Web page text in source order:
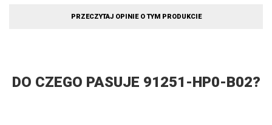
PRZECZYTAJ OPINIE O TYM PRODUKCIE
DO CZEGO PASUJE 91251-HP0-B02?